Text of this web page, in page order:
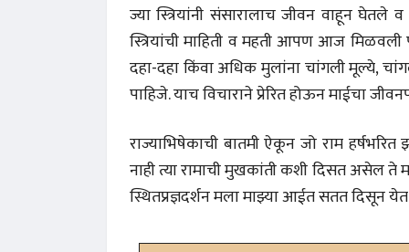
ज्या स्त्रियांनी संसारालाच जीवन वाहून घेतले
स्त्रियांची माहिती व महती आपण आज मिळवली
दहा-दहा किंवा अधिक मुलांना चांगली मूल्ये,
पाहिजे. याच विचाराने प्रेरित होऊन माईचा
राज्याभिषेकाची बातमी ऐकून जो राम
नाही त्या रामाची मुखकांती कशी दिसत असेल
स्थितप्रज्ञदर्शन मला माझ्या आईत सतत
धार्मिक व सामाजिक सुधारणा हे पुस्तक खरेदी
करण्यासाठी येथे क्लिक करा.